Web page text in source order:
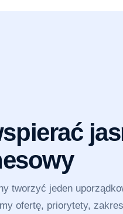
tworzyć jeden
ofertę, priorytety, zakres